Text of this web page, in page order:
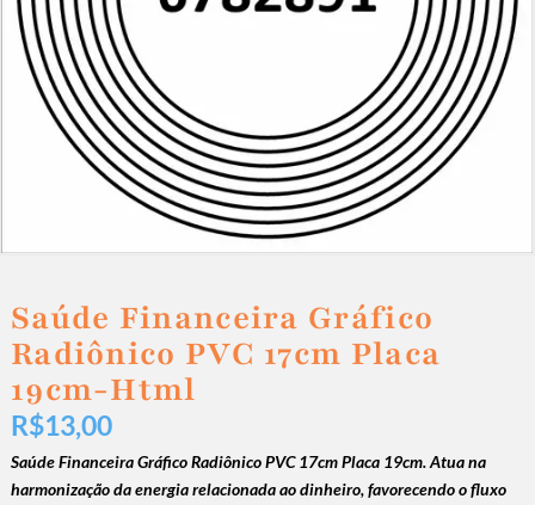
Saúde Financeira Gráfico
Radiônico PVC 17cm Placa
19cm-Html
R$13,00
Saúde Financeira Gráfico Radiônico PVC 17cm Placa 19cm. Atua na
harmonização da energia relacionada ao dinheiro, favorecendo o fluxo